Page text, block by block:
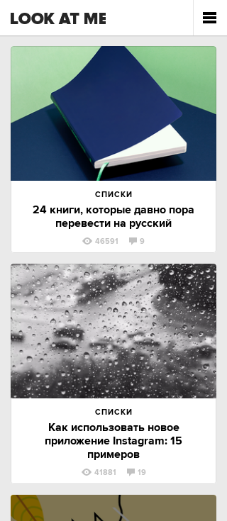
СПИСКИ
24 книги, которые давно пора
перевести на русский
46591 9
СПИСКИ
Как использовать новое
приложение Instagram: 15
примеров
41881 19